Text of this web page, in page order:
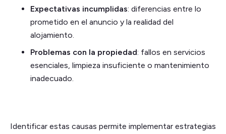
Expectativas incumplidas: diferencias entre lo
prometido en el anuncio y la realidad del
alojamiento.
Problemas con la propiedad: fallos en servicios
esenciales, limpieza insuficiente o mantenimiento
inadecuado.
Identificar estas causas permite implementar estrategias